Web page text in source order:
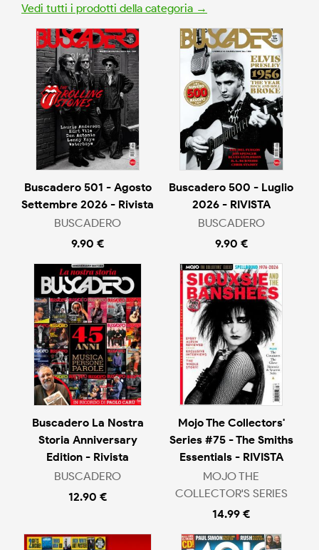
Vedi tutti i prodotti della categoria →
Buscadero 501 - Agosto
Settembre 2026 - Rivista
BUSCADERO
9.90 €
Buscadero 500 - Luglio
2026 - RIVISTA
BUSCADERO
9.90 €
Buscadero La Nostra
Storia Anniversary
Edition - Rivista
BUSCADERO
12.90 €
Mojo The Collectors'
Series #75 - The Smiths
Essentials - RIVISTA
MOJO THE
COLLECTOR'S SERIES
14.99 €